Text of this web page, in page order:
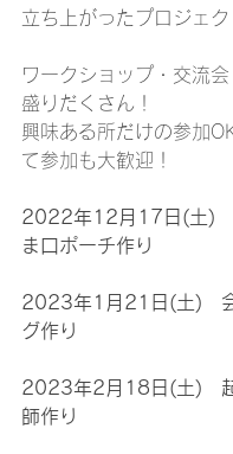
立ち上がったプロジェ
ワークショップ・交流
盛りだくさん！
興味ある所だけの参加
て参加も大歓迎！
2022年12月17日(土)　
ま口ポーチ作り
2023年1月21日(土)　
グ作り
2023年2月18日(土)　
師作り